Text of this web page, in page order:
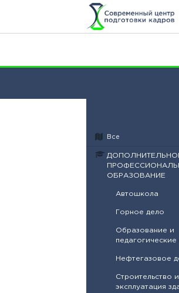
Все
ОБРАЗОВАНИЕ
Автошкола
Горное дело
Образование и
педагогические
Нефтегазовое
Строительство и
эксплуатация